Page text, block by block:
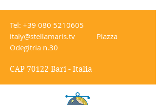
Tel: +39 080 5210605
italy@stellamaris.tv Piazza
Odegitria n.30
CAP 70122 Bari - Italia